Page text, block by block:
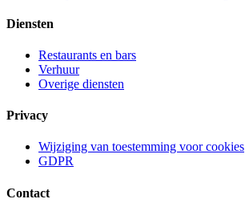
Diensten
Restaurants en bars
Verhuur
Overige diensten
Privacy
Wijziging van toestemming voor cookies
GDPR
Contact